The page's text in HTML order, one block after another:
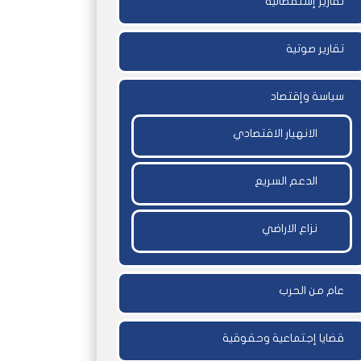
تقارير صوتية
سياسة وإقتصاد
الانهيار الاقتصادي
الدعم السريع
نزاع الاراضي
عام من الحرب
قضايا إجتماعية وحقوقية